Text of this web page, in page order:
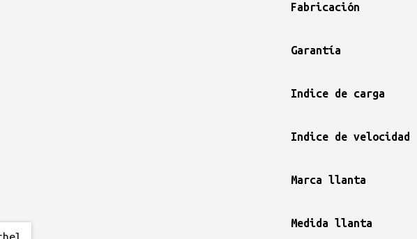
Fabricación
Garantía
Indice de carga
Indice de velocidad
Marca llanta
Medida llanta